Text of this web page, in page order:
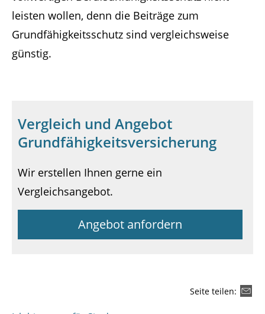
leisten wollen, denn die Beiträge zum
Grundfähigkeitsschutz sind vergleichsweise
günstig.
Vergleich und Angebot
Grundfähigkeitsversicherung
Wir erstellen Ihnen gerne ein
Vergleichsangebot.
Angebot anfordern
Seite teilen: